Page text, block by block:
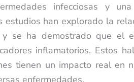
infecciosas y
estudios han explorado la
se ha demostrado que el
inflamatorios. Estos
tienen un impacto real en
enfermedades.